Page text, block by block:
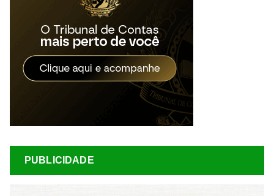
PUBLICIDADE